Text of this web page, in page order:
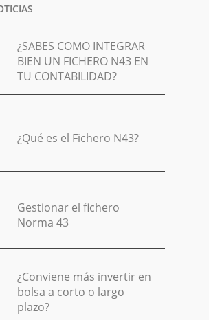
¿SABES COMO INTEGRAR
BIEN UN FICHERO N43 EN
TU CONTABILIDAD?
¿Qué es el Fichero N43?
Gestionar el fichero
Norma 43
¿Conviene más invertir en
bolsa a corto o largo
plazo?